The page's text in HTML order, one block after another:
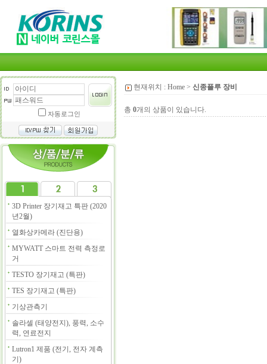
자동로그인
3D Printer 장기재고 특판 (2020
년2월)
열화상카메라 (진단용)
MYWATT 스마트 전력 측정로
거
TESTO 장기재고 (특판)
TES 장기재고 (특판)
기상관측기
솔라셀 (태양전지), 풍력, 소수
력, 연료전지
Lutron1 제품 (전기, 전자 계측
기)
현재위치 : Home > 신종플루 장비
총 0개의 상품이 있습니다.